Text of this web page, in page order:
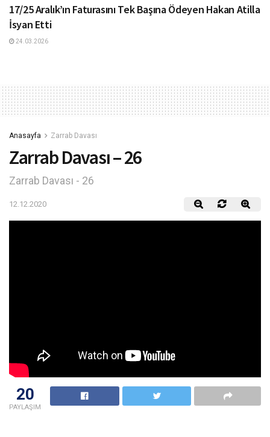
17/25 Aralık’ın Faturasını Tek Başına Ödeyen Hakan Atilla
İsyan Etti
24.03.2026
Anasayfa Zarrab Davası
Zarrab Davası – 26
Zarrab Davası - 26
12.12.2020
20
PAYLAŞIM